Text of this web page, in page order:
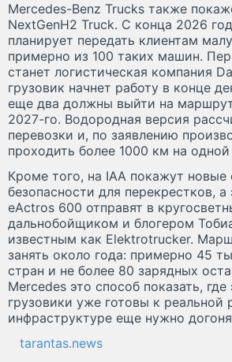
Mercedes-Benz Trucks также
NextGenH2 Truck. С конца 2026
планирует передать клиентам
примерно из 100 таких машин.
станет логистическая компания
грузовик начнет работу в конце
еще два должны выйти на
2027-го. Водородная версия
перевозки и, по заявлению
проходить более 1000 км на одной
Кроме того, на IAA покажут новые
безопасности для перекрестков, а
eActros 600 отправят в
дальнобойщиком и блогером
известным как Elektrotrucker.
занять около года: примерно 45
стран и не более 80 зарядных
Mercedes это способ показать,
грузовики уже готовы к реальной
инфраструктуре еще нужно
tarantas.news